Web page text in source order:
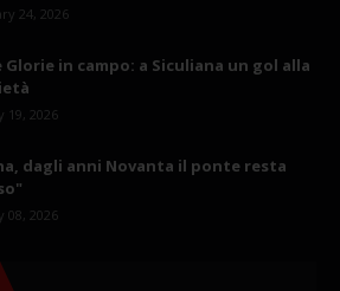
24, 2026
Glorie in campo: a Siculiana un gol alla
19, 2026
dagli anni Novanta il ponte resta
08, 2026